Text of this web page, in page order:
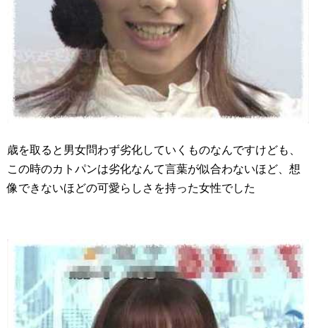
歳を取ると男女問わず劣化していくものなんですけども、
この時のカトパンは劣化なんて言葉が似合わないほど、想
像できないほどの可愛らしさを持った女性でした